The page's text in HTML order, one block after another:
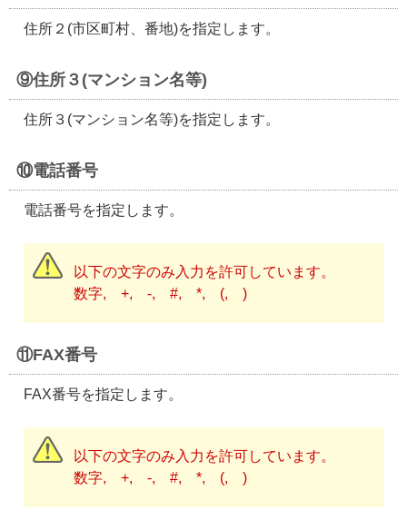
住所２(市区町村、番地)を指定します。
⑨住所３(マンション名等)
住所３(マンション名等)を指定します。
⑩電話番号
電話番号を指定します。
以下の文字のみ入力を許可しています。
数字, +, -, #, *, (, )
⑪FAX番号
FAX番号を指定します。
以下の文字のみ入力を許可しています。
数字, +, -, #, *, (, )